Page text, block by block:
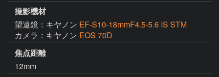
撮影機材
望遠鏡：キヤノン EF-S10-18mmF4.5-5.6 IS STM
カメラ：キヤノン EOS 70D
焦点距離
12mm